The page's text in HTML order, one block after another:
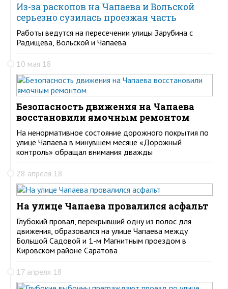
Из-за раскопов на Чапаева и Вольской
серьезно сузилась проезжая часть
Работы ведутся на пересечении улицы Зарубина с
Радищева, Вольской и Чапаева
10 мая 18
Безопасность движения на Чапаева
восстановили ямочным ремонтом
На ненормативное состояние дорожного покрытия по
улице Чапаева в минувшем месяце «Дорожный
контроль» обращал внимания дважды
28 апреля 18
На улице Чапаева провалился асфальт
Глубокий провал, перекрывший одну из полос для
движения, образовался на улице Чапаева между
Большой Садовой и 1-м Магнитным проездом в
Кировском районе Саратова
17 апреля 18